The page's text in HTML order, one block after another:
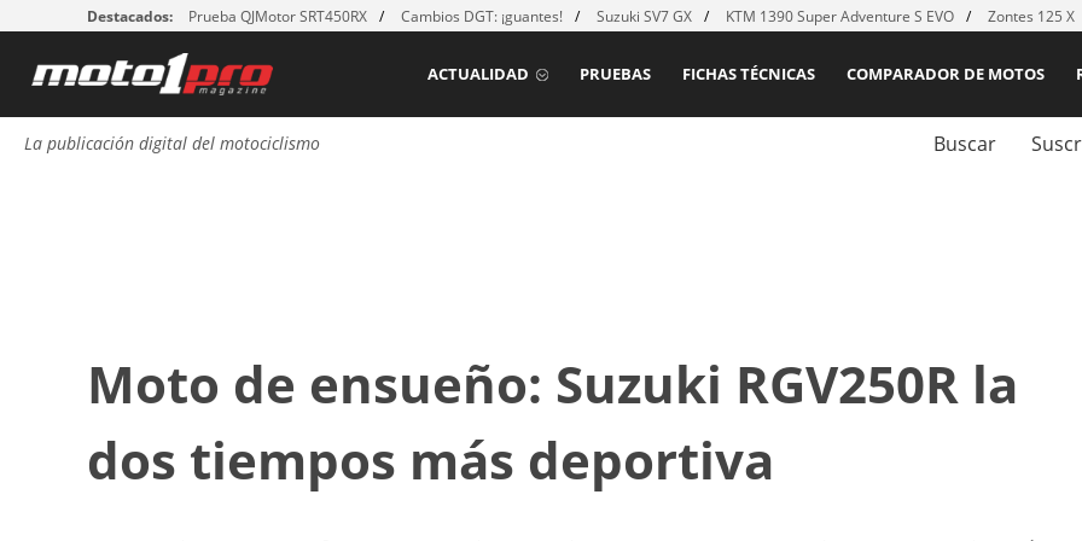
Destacados: Prueba QJMotor SRT450RX Cambios DGT: ¡guantes! Suzuki SV7 GX KTM 1390 Super Adventure S EVO Zontes 125 X
COMPARADOR DE MOTOS
FICHAS TÉCNICAS
PRUEBAS
ACTUALIDAD
La publicación digital del motociclismo Buscar
Moto de ensueño: Suzuki RGV250R la
dos tiempos más deportiva